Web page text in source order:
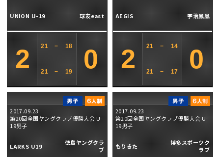
UNION U-19 球友east
2 21 − 18
21 − 19 0
AEGIS 宇治鳳凰
2 21 − 14
21 − 17 0
2017.09.23
第20回全国ヤングクラブ優勝大会 U-
19男子
LARKS U19
徳島ヤングクラ
ブ
2017.09.23
第20回全国ヤングクラブ優勝大会 U-
19男子
もりきた
博多スポーツク
ラブ